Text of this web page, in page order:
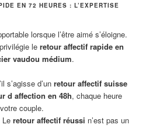
EN 72 HEURES : L’EXPERTISE
lorsque l’être aimé s’éloigne.
leretour affectif rapide en
vaudou médium.
s’agisse d’un retour affectif suisse
d affection en 48h, chaque heure
couple.
Le retour affectif réussi n’est pas un